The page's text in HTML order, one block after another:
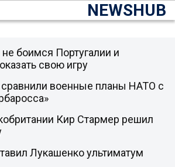
NEWSHUB
боимся Португалии и
свою игру
военные планы НАТО с
Кир Стармер решил
Лукашенко ультиматум